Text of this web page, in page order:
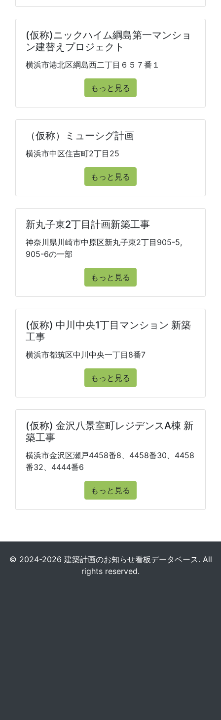
(仮称)ニックハイム綱島第一マンショ
ン建替えプロジェクト
横浜市港北区綱島西二丁目６５７番１
もっと見る
（仮称）ミューシグ計画
横浜市中区住吉町2丁目25
もっと見る
新丸子東2丁目計画新築工事
神奈川県川崎市中原区新丸子東2丁目905-5,
905-6の一部
もっと見る
(仮称) 中川中央1丁目マンション 新築
工事
横浜市都筑区中川中央一丁目8番7
もっと見る
(仮称) 金沢八景室町レジデンスA棟 新
築工事
横浜市金沢区瀬戸4458番8、4458番30、4458
番32、4444番6
もっと見る
© 2024-2026 建築計画のお知らせ看板データベース. All
rights reserved.